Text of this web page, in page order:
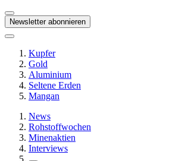
Newsletter abonnieren
Kupfer
Gold
Aluminium
Seltene Erden
Mangan
News
Rohstoffwochen
Minenaktien
Interviews